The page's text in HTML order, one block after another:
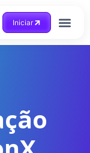
Iniciar